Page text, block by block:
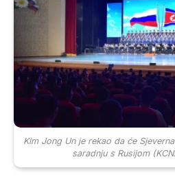
Kim Jong Un je rekao da će
saradnju s Rusijom